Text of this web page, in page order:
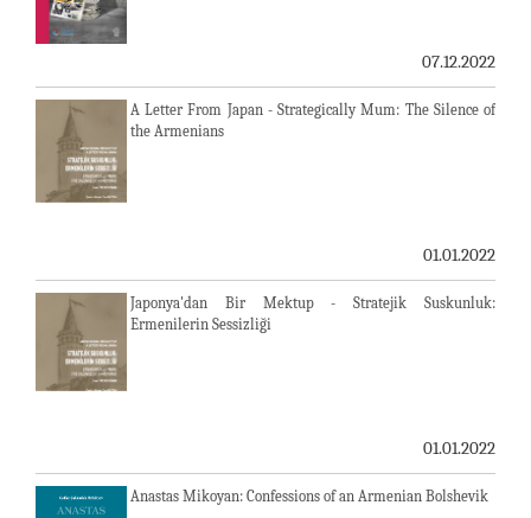
07.12.2022
A Letter From Japan - Strategically Mum: The Silence of
the Armenians
01.01.2022
Japonya'dan Bir Mektup - Stratejik Suskunluk:
Ermenilerin Sessizliği
01.01.2022
Anastas Mikoyan: Confessions of an Armenian Bolshevik